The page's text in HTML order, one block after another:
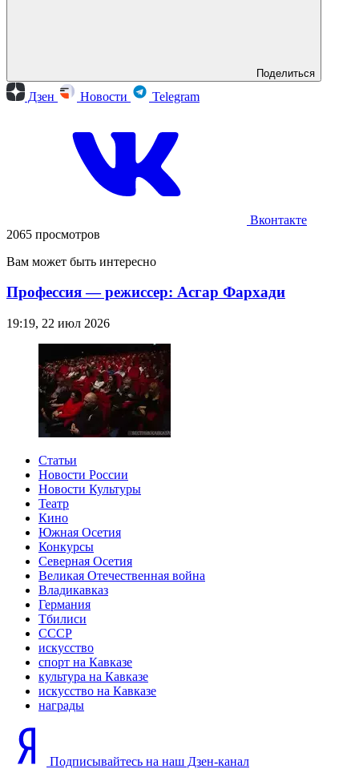
Поделиться
Дзен Новости Telegram
Вконтакте
2065 просмотров
Вам может быть интересно
Профессия — режиссер: Асгар Фархади
19:19, 22 июл 2026
Статьи
Новости России
Новости Культуры
Театр
Кино
Южная Осетия
Конкурсы
Северная Осетия
Великая Отечественная война
Владикавказ
Германия
Тбилиси
СССР
искусство
спорт на Кавказе
культура на Кавказе
искусство на Кавказе
награды
Подписывайтесь на наш Дзен-канал